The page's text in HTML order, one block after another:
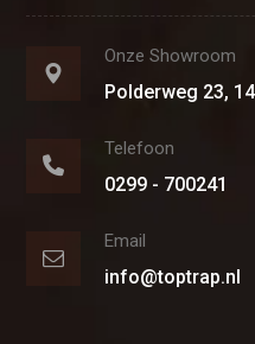
Onze Showroom
Polderweg 23,
Telefoon
0299 - 700241
Email
info@toptrap.nl